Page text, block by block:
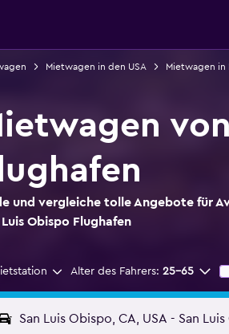
Mietwagen in den USA Mietwagen in
und vergleiche tolle Angebote für
Luis Obispo Flughafen
Alter des Fahrers: 25-65